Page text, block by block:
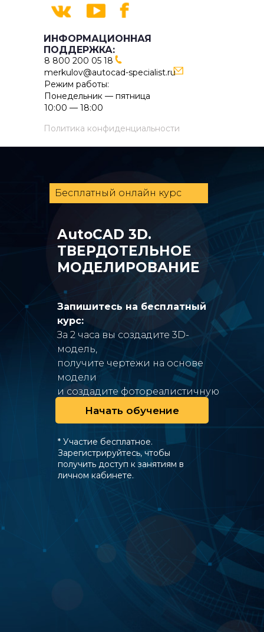
8 800 200 05 18
merkulov@autocad-specialist.ru
Режим работы:
Понедельник — пятница
10:00 — 18:00
ИНФОРМАЦИОННАЯ
ПОДДЕРЖКА:
Политика конфиденциальности
Бесплатный онлайн курс
Запишитесь на бесплатный
курс:
За 2 часа вы создадите 3D-
модель,
получите чертежи на основе
модели
и создадите фотореалистичную
визуализацию.
Начать обучение
AutoCAD 3D.
ТВЕРДОТЕЛЬНОЕ
МОДЕЛИРОВАНИЕ
* Участие бесплатное.
Зарегистрируйтесь, чтобы
получить доступ к занятиям в
личном кабинете.